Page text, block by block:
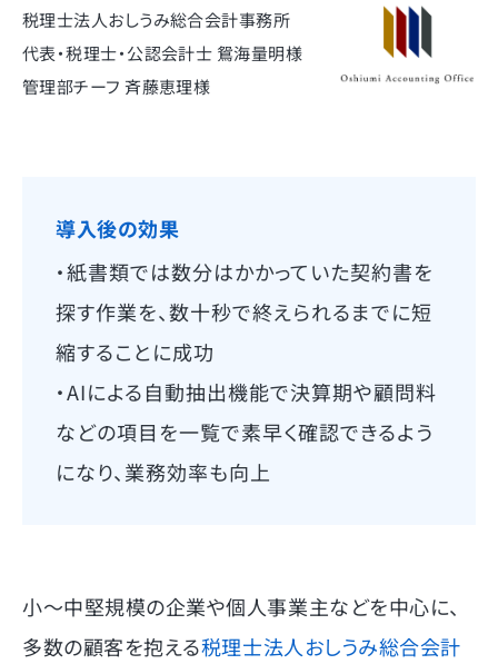
税理士法人おしうみ総合会計事務所
代表・税理士・公認会計士 鴛海量明様
管理部チーフ 斉藤恵理様
導入後の効果
・紙書類では数分はかかっていた契約書を
探す作業を、数十秒で終えられるまでに短
縮することに成功
・AIによる自動抽出機能で決算期や顧問料
などの項目を一覧で素早く確認できるよう
になり、業務効率も向上
小～中堅規模の企業や個人事業主などを中心に、
多数の顧客を抱える税理士法人おしうみ総合会計